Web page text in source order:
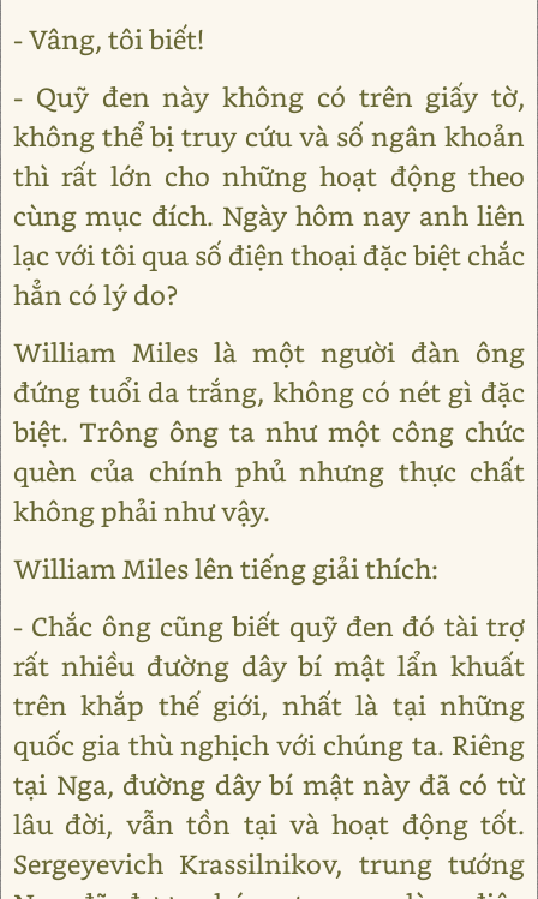
- Vâng, tôi biết!
- Quỹ đen này không có trên giấy tờ,
không thể bị truy cứu và số ngân khoản
thì rất lớn cho những hoạt động theo
cùng mục đích. Ngày hôm nay anh liên
lạc với tôi qua số điện thoại đặc biệt chắc
hẳn có lý do?
William Miles là một người đàn ông
đứng tuổi da trắng, không có nét gì đặc
biệt. Trông ông ta như một công chức
quèn của chính phủ nhưng thực chất
không phải như vậy.
William Miles lên tiếng giải thích:
- Chắc ông cũng biết quỹ đen đó tài trợ
rất nhiều đường dây bí mật lẩn khuất
trên khắp thế giới, nhất là tại những
quốc gia thù nghịch với chúng ta. Riêng
tại Nga, đường dây bí mật này đã có từ
lâu đời, vẫn tồn tại và hoạt động tốt.
Sergeyevich Krassilnikov, trung tướng